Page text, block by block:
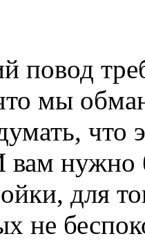
повод
мы
что
вам нужно
для
не